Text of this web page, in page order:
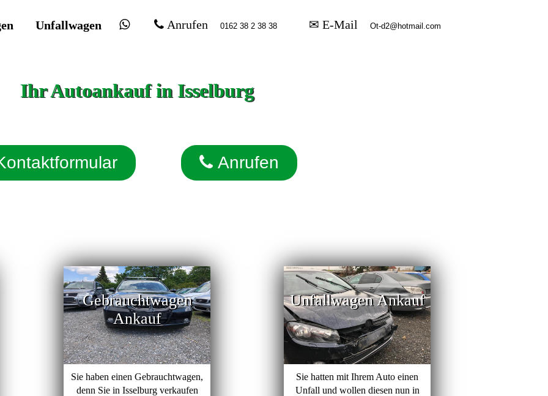
Unfallwagen Anrufen ✉ E-Mail
Ihr Autoankauf in Isselburg
Anrufen
Gebrauchtwagen
Ankauf
Sie haben einen Gebrauchtwagen,
denn Sie in Isselburg verkaufen
Unfallwagen Ankauf
Sie hatten mit Ihrem Auto einen
Unfall und wollen diesen nun in